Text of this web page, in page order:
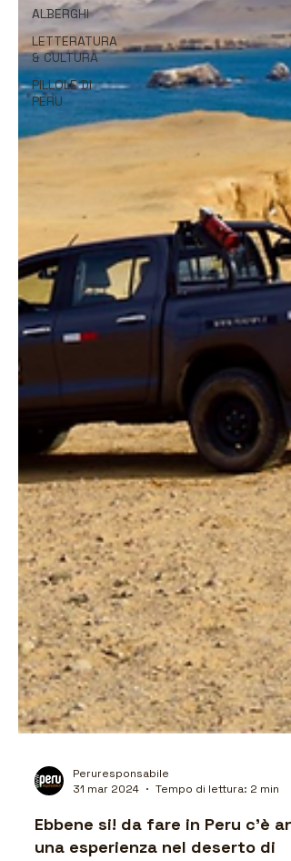
ALBERGHI
LETTERATURA
& CULTURA
PILLOLE DI
PERU
Ebbene si! da fare in Peru c'è